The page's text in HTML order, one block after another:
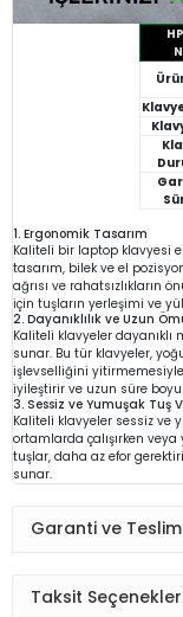
1. Ergonomik Tasarım
Kaliteli bir laptop klavyesi
tasarım, bilek ve el
ağrısı ve rahatsızlıkların
için tuşların yerleşimi ve
2. Dayanıklılık ve Uzun
Kaliteli klavyeler
sunar. Bu tür klavyeler,
işlevselliğini
iyileştirir ve uzun süre
3. Sessiz ve Yumuşak Tuş
Kaliteli klavyeler sessiz ve
ortamlarda çalışırken
tuşlar, daha az efor
sunar.
Garanti ve
Taksit